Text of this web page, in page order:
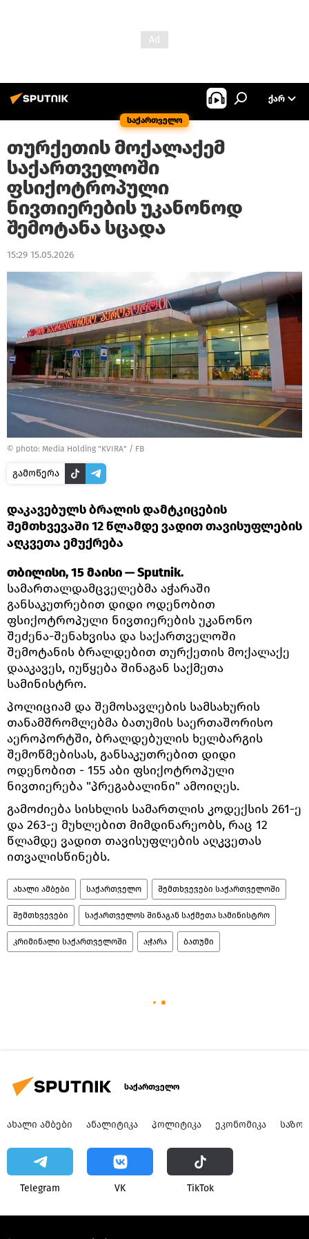
საქართველო
ᲥᲐᲠ
თურქეთის მოქალაქემ
საქართველოში
ფსიქოტროპული
ნივთიერების უკანონოდ
შემოტანა სცადა
15:29 15.05.2026
© photo: Media Holding "KVIRA" / FB
გამოწერა
დაკავებულს ბრალის დამტკიცების
შემთხვევაში 12 წლამდე ვადით თავისუფლების
აღკვეთა ემუქრება
თბილისი, 15 მაისი — Sputnik.
სამართალდამცველებმა აჭარაში
განსაკუთრებით დიდი ოდენობით
ფსიქოტროპული ნივთიერების უკანონო
შეძენა-შენახვისა და საქართველოში
შემოტანის ბრალდებით თურქეთის მოქალაქე
დააკავეს, იუწყება შინაგან საქმეთა
სამინისტრო.
პოლიციამ და შემოსავლების სამსახურის
თანამშრომლებმა ბათუმის საერთაშორისო
აეროპორტში, ბრალდებულის ხელბარგის
შემოწმებისას, განსაკუთრებით დიდი
ოდენობით - 155 აბი ფსიქოტროპული
ნივთიერება "პრეგაბალინი" ამოიღეს.
გამოძიება სისხლის სამართლის კოდექსის 261-ე
და 263-ე მუხლებით მიმდინარეობს, რაც 12
წლამდე ვადით თავისუფლების აღკვეთას
ითვალისწინებს.
ახალი ამბები საქართველო შემთხვევები საქართველოში
შემთხვევები საქართველოს შინაგან საქმეთა სამინისტრო
კრიმინალი საქართველოში აჭარა ბათუმი
საქართველო
ᲐᲮᲐᲚᲘ ᲐᲛᲑᲔᲑᲘ ᲐᲜᲐᲚᲘᲢᲘᲙᲐ ᲞᲝᲚᲘᲢᲘᲙᲐ ᲔᲙᲝᲜᲝᲛᲘᲙᲐ
Telegram VK ТikТоk